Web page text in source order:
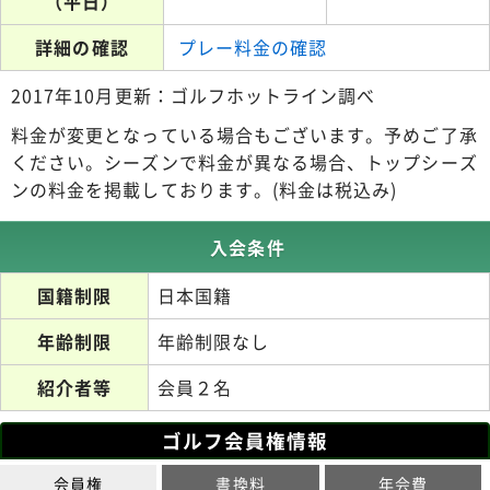
詳細の確認
プレー料金の確認
2017年10月更新：ゴルフホットライン調べ
料金が変更となっている場合もございます。予めご了承
ください。シーズンで料金が異なる場合、トップシーズ
ンの料金を掲載しております。(料金は税込み)
入会条件
国籍制限
日本国籍
年齢制限
年齢制限なし
紹介者等
会員２名
ゴルフ会員権情報
会員権 書換料 年会費